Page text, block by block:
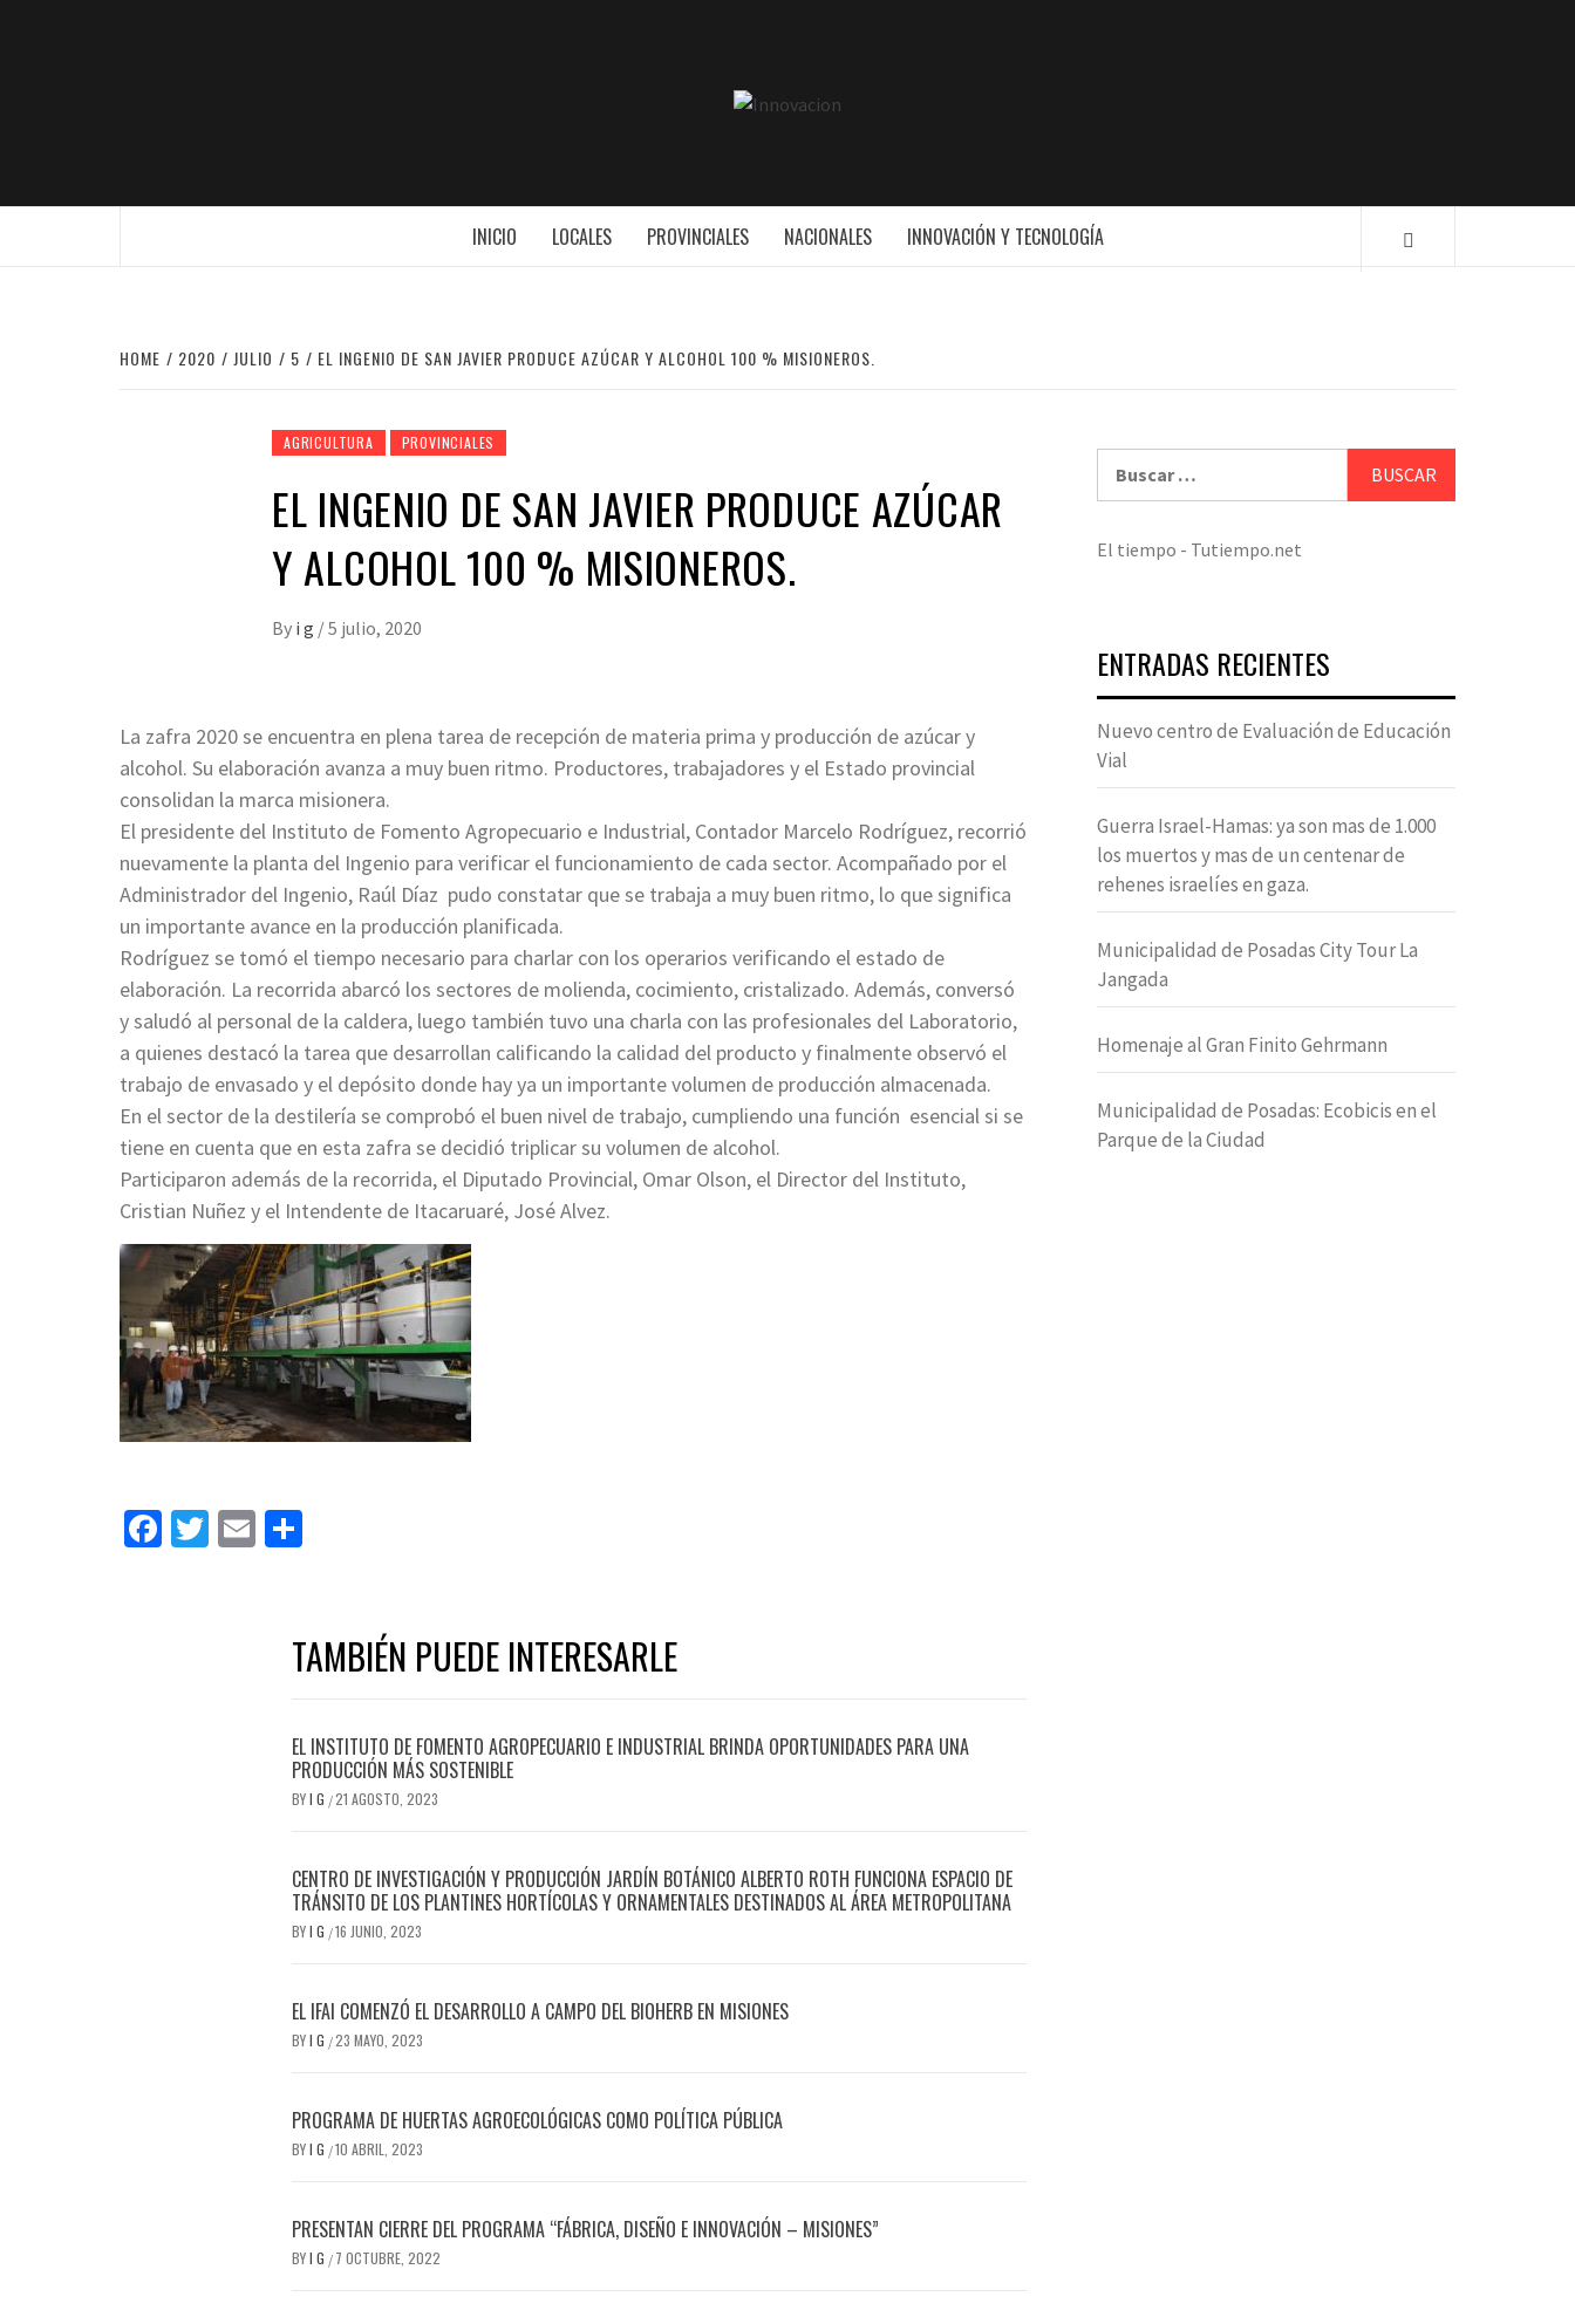
INICIO LOCALES PROVINCIALES NACIONALES INNOVACIÓN Y TECNOLOGÍA
HOME 2020 JULIO 5 EL INGENIO DE SAN JAVIER PRODUCE AZÚCAR Y ALCOHOL 100 % MISIONEROS.
AGRICULTURA PROVINCIALES
EL INGENIO DE SAN JAVIER PRODUCE AZÚCAR
Y ALCOHOL 100 % MISIONEROS.
By i g /5 julio, 2020
La zafra 2020 se encuentra en plena tarea de recepción de materia prima y producción de azúcar y
alcohol. Su elaboración avanza a muy buen ritmo. Productores, trabajadores y el Estado provincial
consolidan la marca misionera.
El presidente del Instituto de Fomento Agropecuario e Industrial, Contador Marcelo Rodríguez, recorrió
nuevamente la planta del Ingenio para verificar el funcionamiento de cada sector. Acompañado por el
Administrador del Ingenio, Raúl Díaz pudo constatar que se trabaja a muy buen ritmo, lo que significa
un importante avance en la producción planificada.
Rodríguez se tomó el tiempo necesario para charlar con los operarios verificando el estado de
elaboración. La recorrida abarcó los sectores de molienda, cocimiento, cristalizado. Además, conversó
y saludó al personal de la caldera, luego también tuvo una charla con las profesionales del Laboratorio,
a quienes destacó la tarea que desarrollan calificando la calidad del producto y finalmente observó el
trabajo de envasado y el depósito donde hay ya un importante volumen de producción almacenada.
En el sector de la destilería se comprobó el buen nivel de trabajo, cumpliendo una función esencial si se
tiene en cuenta que en esta zafra se decidió triplicar su volumen de alcohol.
Participaron además de la recorrida, el Diputado Provincial, Omar Olson, el Director del Instituto,
Cristian Nuñez y el Intendente de Itacaruaré, José Alvez.
Facebook
Twitter
Email
TAMBIÉN PUEDE INTERESARLE
EL INSTITUTO DE FOMENTO AGROPECUARIO E INDUSTRIAL BRINDA OPORTUNIDADES PARA UNA
PRODUCCIÓN MÁS SOSTENIBLE
BYI G /21 AGOSTO, 2023
CENTRO DE INVESTIGACIÓN Y PRODUCCIÓN JARDÍN BOTÁNICO ALBERTO ROTH FUNCIONA ESPACIO DE
TRÁNSITO DE LOS PLANTINES HORTÍCOLAS Y ORNAMENTALES DESTINADOS AL ÁREA METROPOLITANA
BYI G /16 JUNIO, 2023
EL IFAI COMENZÓ EL DESARROLLO A CAMPO DEL BIOHERB EN MISIONES
BYI G /23 MAYO, 2023
PROGRAMA DE HUERTAS AGROECOLÓGICAS COMO POLÍTICA PÚBLICA
BYI G /10 ABRIL, 2023
PRESENTAN CIERRE DEL PROGRAMA “FÁBRICA, DISEÑO E INNOVACIÓN – MISIONES”
BYI G / 7 OCTUBRE, 2022
El tiempo - Tutiempo.net
ENTRADAS RECIENTES
Nuevo centro de Evaluación de Educación
Vial
Guerra Israel-Hamas: ya son mas de 1.000
los muertos y mas de un centenar de
rehenes israelíes en gaza.
Municipalidad de Posadas City Tour La
Jangada
Homenaje al Gran Finito Gehrmann
Municipalidad de Posadas: Ecobicis en el
Parque de la Ciudad